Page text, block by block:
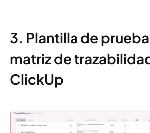
3. Plantilla de
matriz de
ClickUp